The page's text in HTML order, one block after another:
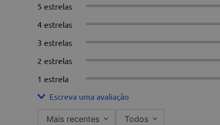
5 estrelas
4 estrelas
3 estrelas
2 estrelas
1 estrela
Escreva uma avaliação
Mais recentes Todos